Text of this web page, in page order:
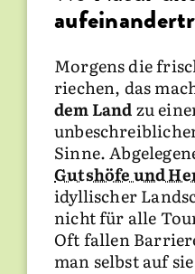
Morgens die
riechen, das
dem Landzu
Sinne.
Gutshöfe und
idyllischer
nicht für alle
Oft fallen
man selbst auf
Hindernisse
Von der
Restaurant.
Magen. Deshalb
vollständige
die Gaststube
Frühstücksraum
Abendessen mit
Personen zu
wertvolle
Erlebnisse, die